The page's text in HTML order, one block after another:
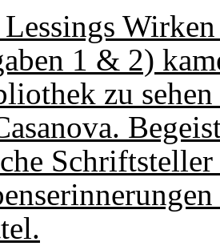
Lessings
1 & 2)
zu